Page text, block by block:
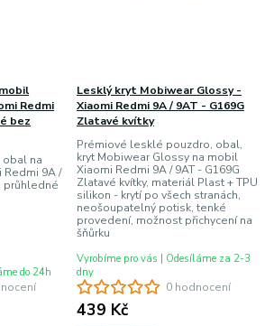
Redmi
bez
obal na
9A /
průhledné
do 24h
0 hodnocení
Lesklý kryt Mobiwear Glossy -
Xiaomi Redmi 9A / 9AT - G169G
Zlatavé kvítky
Prémiové lesklé pouzdro, obal,
kryt Mobiwear Glossy na mobil
Xiaomi Redmi 9A / 9AT - G169G
Zlatavé kvítky, materiál Plast + TPU
silikon - krytí po všech stranách,
neošoupatelný potisk, tenké
provedení, možnost přichycení na
šňůrku
439 Kč
Vyrobíme pro vás | Odesíláme za 2-3
dny